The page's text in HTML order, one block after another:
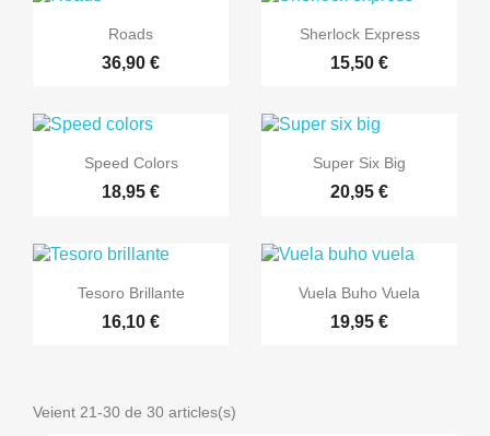
Vista ràpida
Roads
36,90 €
 Vista ràpida
Sherlock Express
15,50 €
 Vista ràpida
Speed Colors
18,95 €
 Vista ràpida
Super Six Big
20,95 €
 Vista ràpida
Tesoro Brillante
16,10 €
 Vista ràpida
Vuela Buho Vuela
19,95 €
Veient 21-30 de 30 articles(s)